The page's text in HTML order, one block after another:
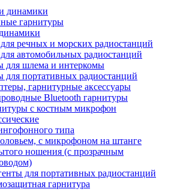
динамики
гарнитуры
речных и морских радиостанций
автомобильных радиостанций
для шлема и интеркомы
для портативных радиостанций
гарнитурные аксессуары
Bluetooth гарнитуры
с костным микрофон
типа
с микрофоном на штанге
ношения (с прозрачным
для портативных радиостанций
гарнитура